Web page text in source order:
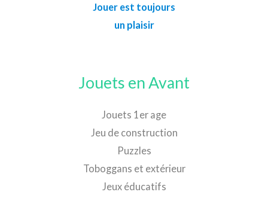
Jouer est toujours
un plaisir
Jouets en Avant
Jouets 1er age
Jeu de construction
Puzzles
Toboggans et extérieur
Jeux éducatifs